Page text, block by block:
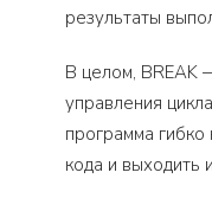
результаты
В целом, BREAK
управления
программа
кода и выходить